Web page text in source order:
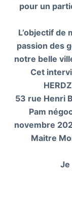
pour un
L’objectif de
passion des
notre belle
Cet
53 rue Henri
Pam
novembre
Maitre
Je